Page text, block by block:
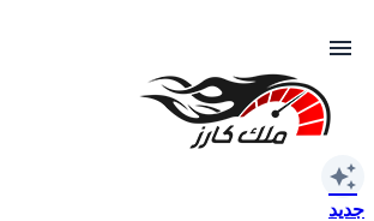
menu
auto_awesome
جديد